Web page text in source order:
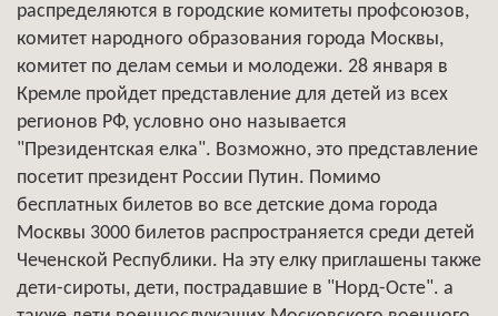
распределяются в городские комитеты профсоюзов,
комитет народного образования города Москвы,
комитет по делам семьи и молодежи. 28 января в
Кремле пройдет представление для детей из всех
регионов РФ, условно оно называется
"Президентская елка". Возможно, это представление
посетит президент России Путин. Помимо
бесплатных билетов во все детские дома города
Москвы 3000 билетов распространяется среди детей
Чеченской Республики. На эту елку приглашены также
дети-сироты, дети, пострадавшие в "Норд-Осте". а